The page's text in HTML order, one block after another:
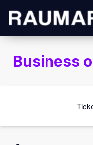
Business